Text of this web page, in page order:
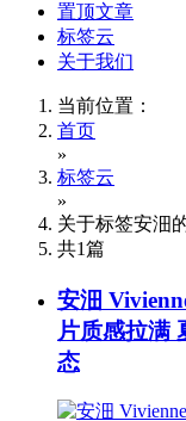
置顶文章
标签云
关于我们
当前位置：
首页
»
标签云
»
关于标签安沺
共1篇
安沺
片质感拉满
态